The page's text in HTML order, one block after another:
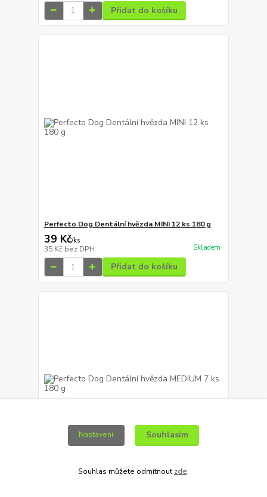
Přidat do košíku
Perfecto Dog Dentální hvězda MINI 12 ks 180 g
39 Kč/ks
35 Kč bez DPH Skladem
Přidat do košíku
Nastavení Souhlasím
Souhlas můžete odmítnout zde.